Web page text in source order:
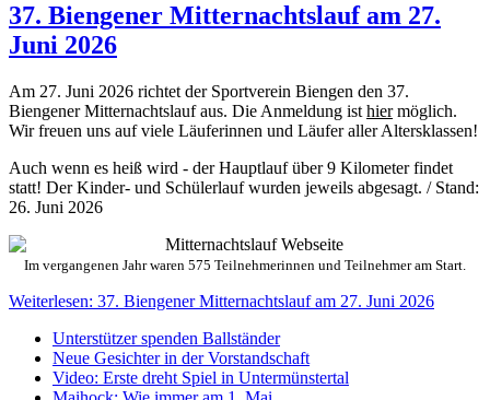
37. Biengener Mitternachtslauf am 27.
Juni 2026
Am 27. Juni 2026 richtet der Sportverein Biengen den 37.
Biengener Mitternachtslauf aus. Die Anmeldung ist hiermöglich.
Wir freuen uns auf viele Läuferinnen und Läufer aller Altersklassen!
Auch wenn es heiß wird - der Hauptlauf über 9 Kilometer findet
statt! Der Kinder- und Schülerlauf wurden jeweils abgesagt. / Stand:
26. Juni 2026
Im vergangenen Jahr waren 575 Teilnehmerinnen und Teilnehmer am Start.
Weiterlesen: 37. Biengener Mitternachtslauf am 27. Juni 2026
Unterstützer spenden Ballständer
Neue Gesichter in der Vorstandschaft
Video: Erste dreht Spiel in Untermünstertal